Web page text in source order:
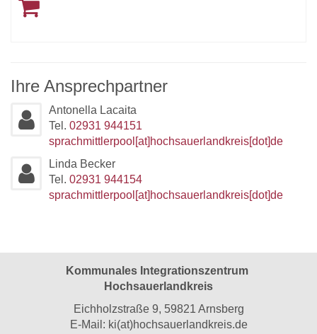
Ihre Ansprechpartner
Antonella Lacaita
Tel. 02931 944151
sprachmittlerpool[at]hochsauerlandkreis[dot]de
Linda Becker
Tel. 02931 944154
sprachmittlerpool[at]hochsauerlandkreis[dot]de
Kommunales Integrationszentrum
Hochsauerlandkreis
Eichholzstraße 9, 59821 Arnsberg
E-Mail: ki(at)hochsauerlandkreis.de